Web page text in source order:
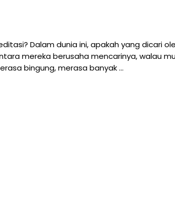
Dalam dunia ini, apakah yang dicari
mereka berusaha mencarinya, walau
bingung, merasa banyak …